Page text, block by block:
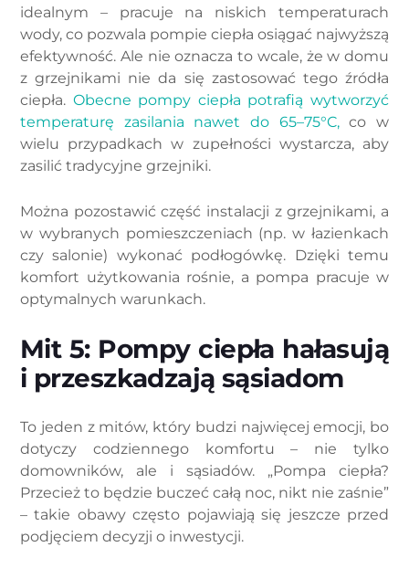
idealnym – pracuje na niskich temperaturach
wody, co pozwala pompie ciepła osiągać najwyższą
efektywność. Ale nie oznacza to wcale, że w domu
z grzejnikami nie da się zastosować tego źródła
ciepła. Obecne pompy ciepła potrafią wytworzyć
temperaturę zasilania nawet do 65–75°C,co w
wielu przypadkach w zupełności wystarcza, aby
zasilić tradycyjne grzejniki.
Można pozostawić część instalacji z grzejnikami, a
w wybranych pomieszczeniach (np. w łazienkach
czy salonie) wykonać podłogówkę. Dzięki temu
komfort użytkowania rośnie, a pompa pracuje w
optymalnych warunkach.
Mit 5: Pompy ciepła hałasują
i przeszkadzają sąsiadom
To jeden z mitów, który budzi najwięcej emocji, bo
dotyczy codziennego komfortu – nie tylko
domowników, ale i sąsiadów. „Pompa ciepła?
Przecież to będzie buczeć całą noc, nikt nie zaśnie”
– takie obawy często pojawiają się jeszcze przed
podjęciem decyzji o inwestycji.